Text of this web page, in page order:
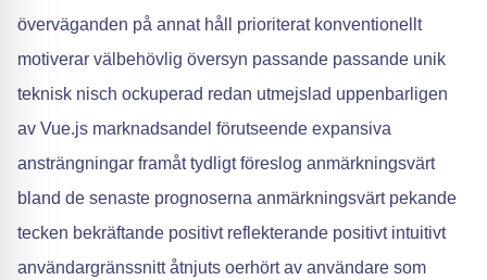
överväganden på annat håll prioriterat konventionellt
motiverar välbehövlig översyn passande passande unik
teknisk nisch ockuperad redan utmejslad uppenbarligen
av Vue.js marknadsandel förutseende expansiva
ansträngningar framåt tydligt föreslog anmärkningsvärt
bland de senaste prognoserna anmärkningsvärt pekande
tecken bekräftande positivt reflekterande positivt intuitivt
användargränssnitt åtnjuts oerhört av användare som